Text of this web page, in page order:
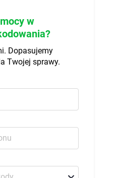
w
Dopasujemy
Twojej sprawy.